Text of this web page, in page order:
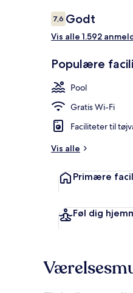
Anmeldelser
7,67,6 ud af 10.
Godt
Vis alle 1.592
Populære
Pool
Gratis Wi-Fi
Faciliteter til
Vis alle
Primære
Føl dig